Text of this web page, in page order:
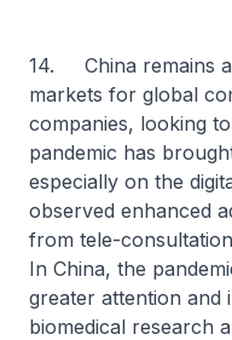
14. China remains
markets for global
companies, looking
pandemic has
especially on the
observed enhanced
from tele-
In China, the
greater attention and
biomedical research